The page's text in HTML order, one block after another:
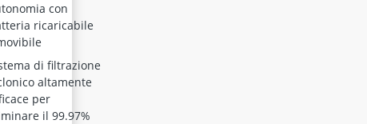
con
ricaricabile
di filtrazione
altamente
per
il 99.97%